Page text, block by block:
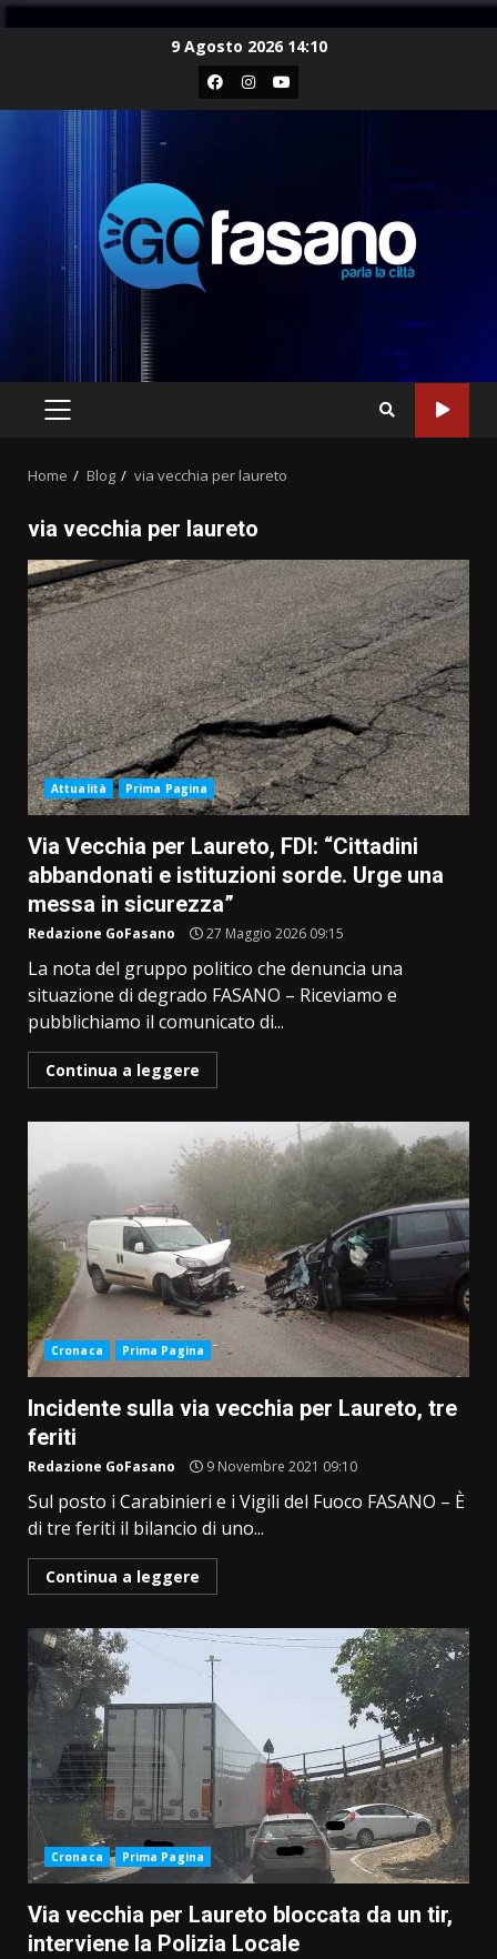
9 Agosto 2026 14:10
Facebook
Instagram
Youtube
PRIMARY
Home Blog via vecchia per laureto
via vecchia per laureto
Attualità Prima Pagina
Via Vecchia per Laureto, FDI: “Cittadini
abbandonati e istituzioni sorde. Urge una
messa in sicurezza”
Redazione GoFasano 27 Maggio 2026 09:15
La nota del gruppo politico che denuncia una
situazione di degrado FASANO – Riceviamo e
pubblichiamo il comunicato di...
Continua a leggere
Cronaca Prima Pagina
Incidente sulla via vecchia per Laureto, tre
feriti
Redazione GoFasano 9 Novembre 2021 09:10
Sul posto i Carabinieri e i Vigili del Fuoco FASANO – È
di tre feriti il bilancio di uno...
Continua a leggere
Cronaca Prima Pagina
Via vecchia per Laureto bloccata da un tir,
interviene la Polizia Locale